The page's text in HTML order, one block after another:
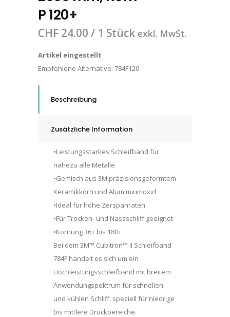
P 120+
CHF 24.00 / 1 Stück exkl. MwSt.
Artikel eingestellt
Empfohlene Alternative: 784F120
Beschreibung
Zusätzliche Information
•Leistungsstarkes Schleifband für
nahezu alle Metalle
•Gemisch aus 3M präzisionsgeformtem
Keramikkorn und Alumimiumoxid
•Ideal für hohe Zerspanraten
•Für Trocken- und Nassschliff geeignet
•Körnung 36+ bis 180+
Bei dem 3M™ Cubitron™ II Schleifband
784F handelt es sich um ein
Hochleistungsschleifband mit breitem
Anwendungspektrum für schnellen
und kühlen Schliff, speziell für niedrige
bis mittlere Druckbereiche.